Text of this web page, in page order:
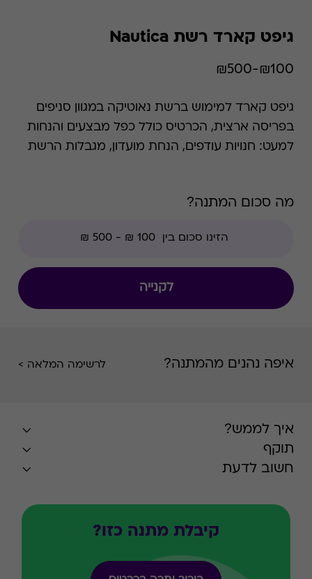
גיפט קארד רשת Nautica
₪100-₪500
גיפט קארד למימוש ברשת נאוטיקה במגוון סניפים
בפריסה ארצית, הכרטיס כולל כפל מבצעים והנחות
למעט: חנויות עודפים, הנחת מועדון, מגבלות הרשת
על-זמנית. בנאוטיקה מגוון פריטי לבוש לכל
מה סכום המתנה?
לקנייה
איפה נהנים מהמתנה? לרשימה המלאה >
איך לממש?
תוקף
חשוב לדעת
קיבלת מתנה כזו?